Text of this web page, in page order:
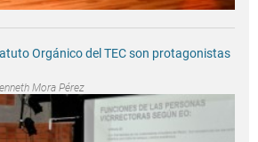
Orgánico del TEC son protagonistas
Mora Pérez